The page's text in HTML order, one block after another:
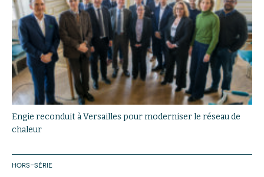
Engie reconduit à Versailles pour moderniser le réseau de
chaleur
HORS-SÉRIE